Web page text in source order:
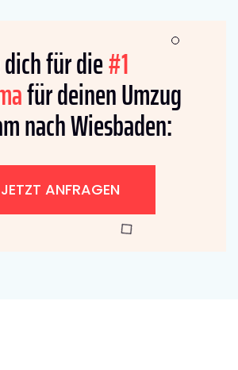
für die#1
für deinen Umzug
nach Wiesbaden:
JETZT ANFRAGEN